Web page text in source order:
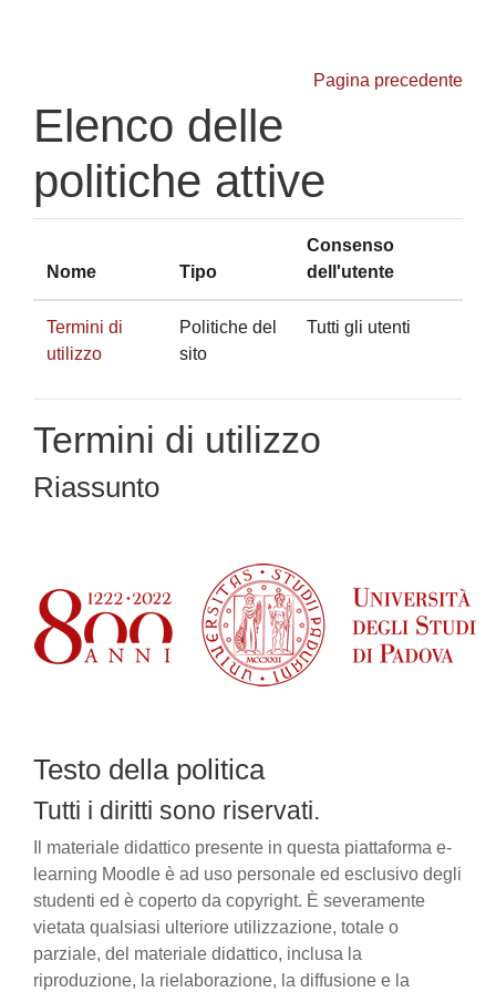
Pagina precedente
Elenco delle
politiche attive
Nome Tipo
Consenso
dell'utente
Termini di
utilizzo
Politiche del
sito
Tutti gli utenti
Termini di utilizzo
Riassunto
Testo della politica
Tutti i diritti sono riservati.
Il materiale didattico presente in questa piattaforma e-
learning Moodle è ad uso personale ed esclusivo degli
studenti ed è coperto da copyright. È severamente
vietata qualsiasi ulteriore utilizzazione, totale o
parziale, del materiale didattico, inclusa la
riproduzione, la rielaborazione, la diffusione e la